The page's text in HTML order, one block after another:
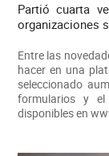
Partió cuarta
organizaciones
Entre las
hacer en una
seleccionado
formularios y
disponibles en